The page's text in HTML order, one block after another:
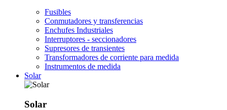
Fusibles
Conmutadores y transferencias
Enchufes Industriales
Interruptores - seccionadores
Supresores de transientes
Transformadores de corriente para medida
Instrumentos de medida
Solar
Solar